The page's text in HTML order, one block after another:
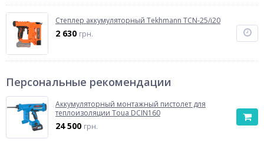
Степлер аккумуляторный Tekhmann TCN-25/i20
2 630 грн.
Персональные рекомендации
Аккумуляторный монтажный пистолет для
теплоизоляции Toua DCIN160
24 500 грн.